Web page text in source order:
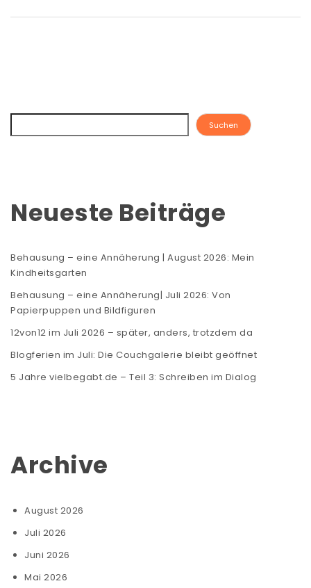
Suchen
Neueste Beiträge
Behausung – eine Annäherung | August 2026: Mein
Kindheitsgarten
Behausung – eine Annäherung| Juli 2026: Von
Papierpuppen und Bildfiguren
12von12 im Juli 2026 – später, anders, trotzdem da
Blogferien im Juli: Die Couchgalerie bleibt geöffnet
5 Jahre vielbegabt.de – Teil 3: Schreiben im Dialog
Archive
August 2026
Juli 2026
Juni 2026
Mai 2026